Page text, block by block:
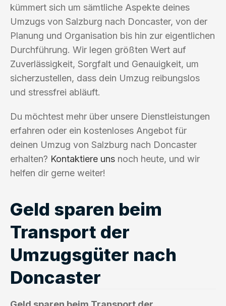
kümmert sich um sämtliche Aspekte deines
Umzugs von Salzburg nach Doncaster, von der
Planung und Organisation bis hin zur eigentlichen
Durchführung. Wir legen größten Wert auf
Zuverlässigkeit, Sorgfalt und Genauigkeit, um
sicherzustellen, dass dein Umzug reibungslos
und stressfrei abläuft.
Du möchtest mehr über unsere Dienstleistungen
erfahren oder ein kostenloses Angebot für
deinen Umzug von Salzburg nach Doncaster
erhalten? Kontaktiere uns noch heute, und wir
helfen dir gerne weiter!
Geld sparen beim
Transport der
Umzugsgüter nach
Doncaster